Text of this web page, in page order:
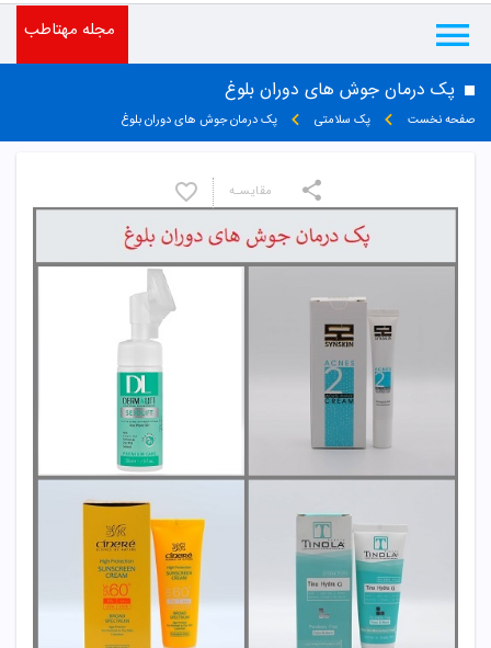
مجله مهتاطب
پک درمان جوش های دوران بلوغ
صفحه نخست پک سلامتی پک درمان جوش های دوران بلوغ
مقایسـه